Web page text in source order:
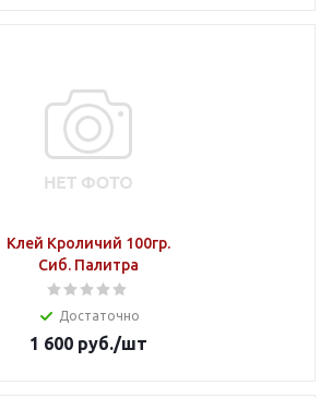
Клей Кроличий 100гр.
Сиб. Палитра
Достаточно
1 600руб./шт